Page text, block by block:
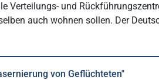
und
auch wohnen sollen. Der
von Geflüchteten"